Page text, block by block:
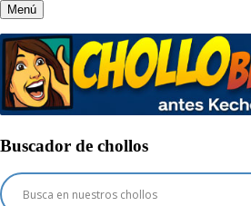
Menú
Buscador de chollos